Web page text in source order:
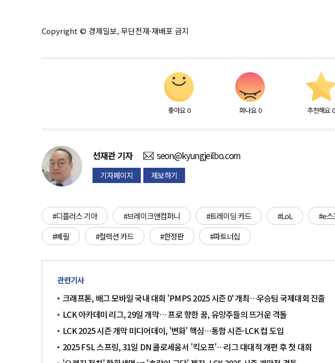
Copyright © 경제일보, 무단전재·재배포 금지
좋아요 0 화나요 0 추천해요 0
선재관 기자 seon@kyungjeilbo.com
기자페이지 제보하기
#디플러스 기아 #브레이크앤컴퍼니 #트레이딩 카드 #LoL #e스
#베릴
#컬렉션 카드 #한정판 #파트너십
관련기사
크래프톤, 배그 모바일 국내 대회 'PMPS 2025 시즌 0' 개최…우승팀 국제대회 진출
LCK 아카데미 리그, 29일 개막… 프로 향한 꿈, 유망주들의 뜨거운 격돌
LCK 2025 시즌 개막 미디어데이, '변화' 핵심…통합 시즌-LCK 컵 도입
2025 FSL 스프링, 31일 DN 콜로세움서 '킥오프'…리그 대대적 개편 후 첫 대회